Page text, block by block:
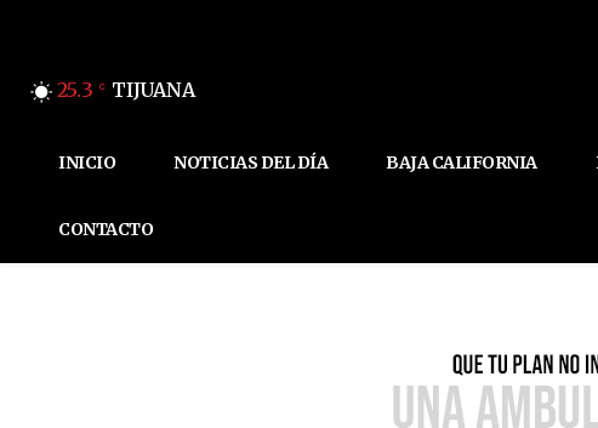
25.3 C TIJUANA
INICIO NOTICIAS DEL DÍA BAJA CALIFORNIA
CONTACTO